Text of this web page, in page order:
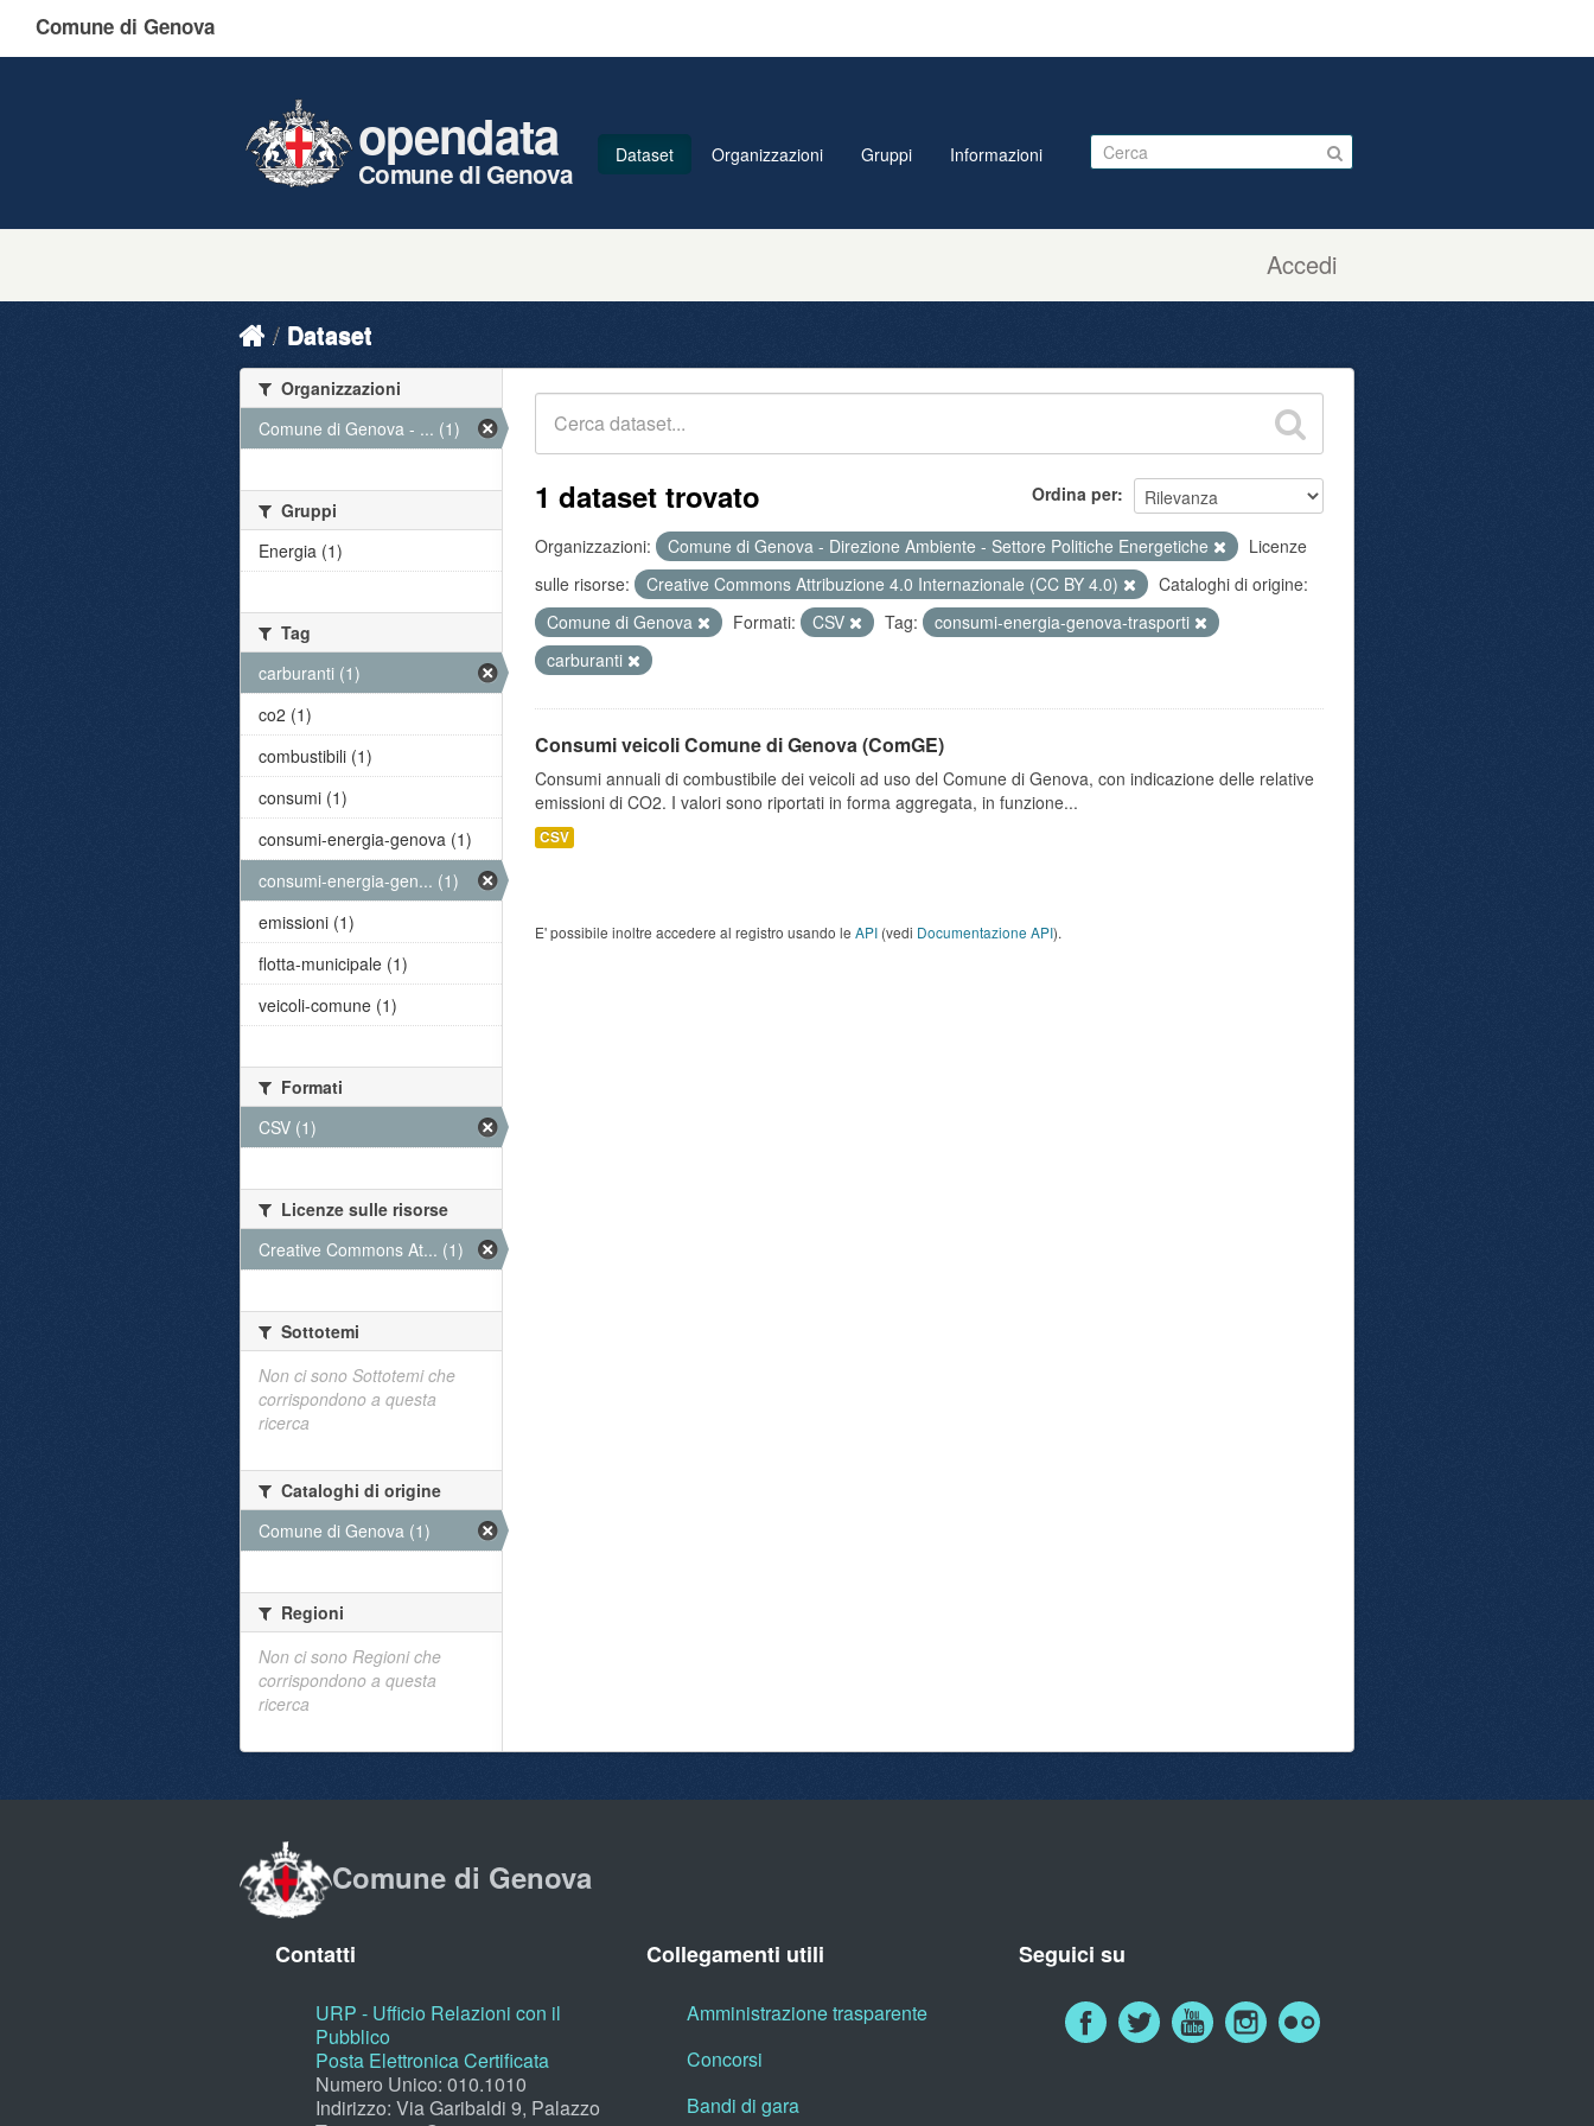
Comune di Genova
Accedi
opendata
Comune di Genova
Dataset Organizzazioni Gruppi Informazioni
Dataset
Ordina per
1 dataset trovato
Organizzazioni: Comune di Genova - Direzione Ambiente - Settore Politiche Energetiche
Licenze
sulle risorse:
Creative Commons Attribuzione 4.0 Internazionale (CC BY 4.0)
Cataloghi di origine:
Comune di Genova
Formati: CSV Tag:
consumi-energia-genova-trasporti
carburanti
Consumi veicoli Comune di Genova (ComGE)
Consumi annuali di combustibile dei veicoli ad uso del Comune di Genova, con indicazione delle relative
emissioni di CO2. I valori sono riportati in forma aggregata, in funzione...
CSV
E' possibile inoltre accedere al registro usando le API (vedi Documentazione API).
Organizzazioni
Comune di Genova - ... (1)
Gruppi
Energia (1)
Tag
carburanti (1)
co2 (1)
combustibili (1)
consumi (1)
consumi-energia-genova (1)
consumi-energia-gen... (1)
emissioni (1)
flotta-municipale (1)
veicoli-comune (1)
Formati
CSV (1)
Licenze sulle risorse
Creative Commons At... (1)
Sottotemi
Non ci sono Sottotemi che
corrispondono a questa
ricerca
Cataloghi di origine
Comune di Genova (1)
Regioni
Non ci sono Regioni che
corrispondono a questa
ricerca
Comune di Genova
Contatti
URP - Ufficio Relazioni con il
Pubblico
Posta Elettronica Certificata
Numero Unico: 010.1010
Indirizzo: Via Garibaldi 9, Palazzo
Collegamenti utili
Amministrazione trasparente
Concorsi
Bandi di gara
Seguici su